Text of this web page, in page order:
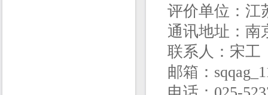
评价单位：江
通讯地址：南
联系人：宋工
邮箱：